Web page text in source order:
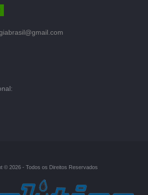
© 2026 - Todos os Direitos Reservados